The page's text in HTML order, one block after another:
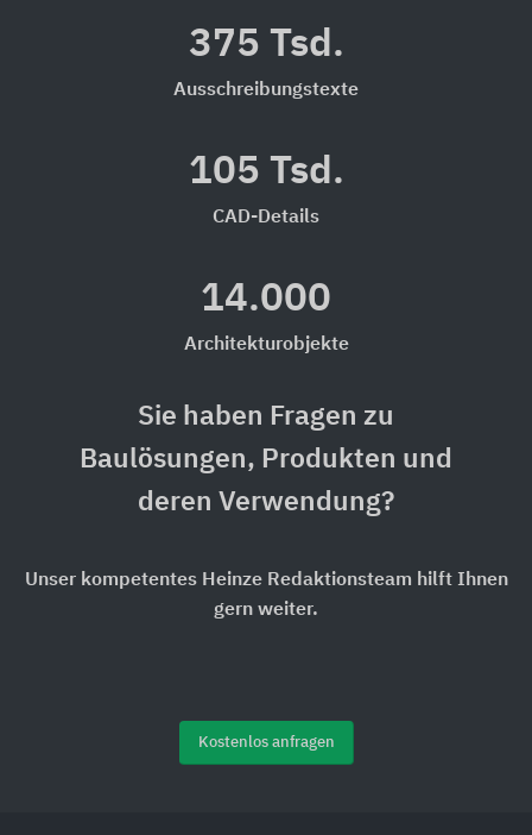
375 Tsd.
Ausschreibungstexte
105 Tsd.
CAD-Details
14.000
Architekturobjekte
Sie haben Fragen zu
Baulösungen, Produkten und
deren Verwendung?
Unser kompetentes Heinze Redaktionsteam hilft Ihnen
gern weiter.
Kostenlos anfragen